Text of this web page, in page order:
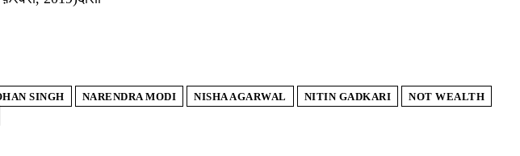
SINGH NARENDRA MODI NISHA AGARWAL NITIN GADKARI
NOT WEALTH